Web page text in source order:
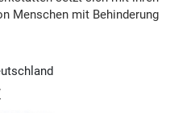
Menschen mit Behinderung